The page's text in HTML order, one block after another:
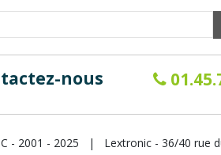
nous
- 2001 - 2025 | Lextronic - 36/40 rue